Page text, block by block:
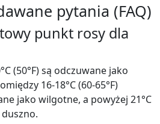
pytania (FAQ)
punkt rosy dla
(50°F) są odczuwane jako
16-18°C (60-65°F)
jako wilgotne, a powyżej 21°C
duszno.